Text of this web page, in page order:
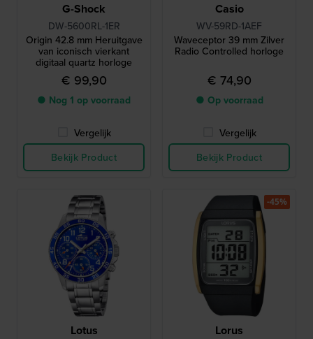
G-Shock
DW-5600RL-1ER
Origin 42.8 mm Heruitgave
van iconisch vierkant
digitaal quartz horloge
€ 99,90
● Nog 1 op voorraad
Vergelijk
Bekijk Product
Casio
WV-59RD-1AEF
Waveceptor 39 mm Zilver
Radio Controlled horloge
€ 74,90
● Op voorraad
Vergelijk
Bekijk Product
Lotus Lorus
-45%